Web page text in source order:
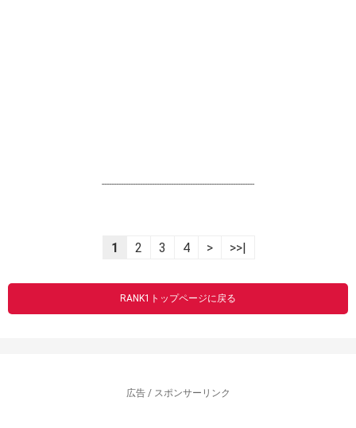
----------------------------------------------------------------
1 2 3 4 > >>|
RANK1トップページに戻る
広告 / スポンサーリンク